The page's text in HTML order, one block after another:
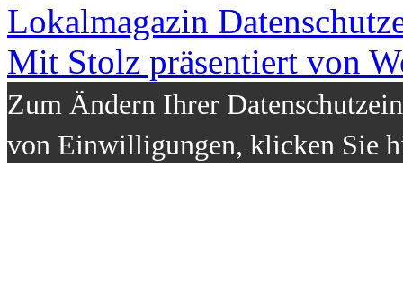
Lokalmagazin
Mit Stolz präsentiert von
Zum Ändern Ihrer
von Einwilligungen, klicken Sie